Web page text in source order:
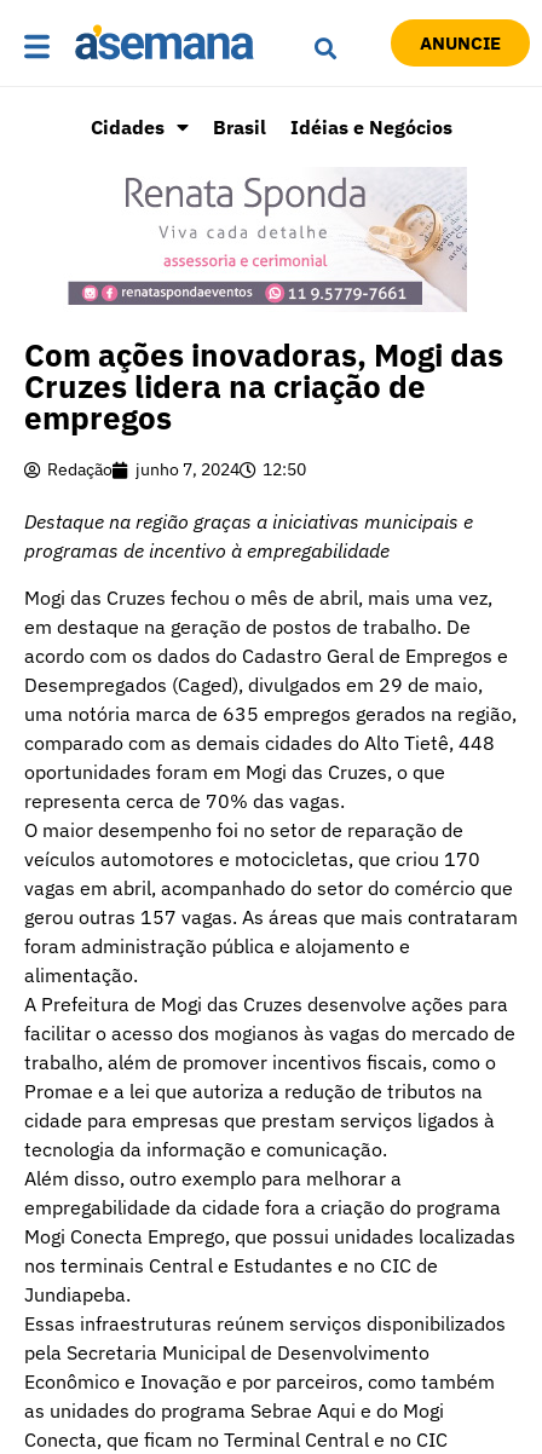
ANUNCIE
Cidades Brasil Idéias e Negócios
Com ações inovadoras, Mogi das
Cruzes lidera na criação de
empregos
Redação junho 7, 2024 12:50
Destaque na região graças a iniciativas municipais e
programas de incentivo à empregabilidade
Mogi das Cruzes fechou o mês de abril, mais uma vez,
em destaque na geração de postos de trabalho. De
acordo com os dados do Cadastro Geral de Empregos e
Desempregados (Caged), divulgados em 29 de maio,
uma notória marca de 635 empregos gerados na região,
comparado com as demais cidades do Alto Tietê, 448
oportunidades foram em Mogi das Cruzes, o que
representa cerca de 70% das vagas.
O maior desempenho foi no setor de reparação de
veículos automotores e motocicletas, que criou 170
vagas em abril, acompanhado do setor do comércio que
gerou outras 157 vagas. As áreas que mais contrataram
foram administração pública e alojamento e
alimentação.
A Prefeitura de Mogi das Cruzes desenvolve ações para
facilitar o acesso dos mogianos às vagas do mercado de
trabalho, além de promover incentivos fiscais, como o
Promae e a lei que autoriza a redução de tributos na
cidade para empresas que prestam serviços ligados à
tecnologia da informação e comunicação.
Além disso, outro exemplo para melhorar a
empregabilidade da cidade fora a criação do programa
Mogi Conecta Emprego, que possui unidades localizadas
nos terminais Central e Estudantes e no CIC de
Jundiapeba.
Essas infraestruturas reúnem serviços disponibilizados
pela Secretaria Municipal de Desenvolvimento
Econômico e Inovação e por parceiros, como também
as unidades do programa Sebrae Aqui e do Mogi
Conecta, que ficam no Terminal Central e no CIC